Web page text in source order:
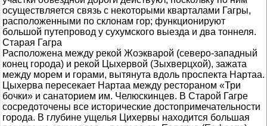
осуществляется связь с некоторыми кварталами Гагры,
расположенными по склонам гор; функционируют
большой путепровод у сухумского выезда и два тоннеля.
Старая Гагра
Расположена между рекой Жоэкварой (северо-западный
конец города) и рекой Цыхервой (Зыхверцхой), зажата
между морем и горами, вытянута вдоль проспекта Нартаа.
Цыхерва пересекает Нартаа между рестораном «Три
бочки» и санаторием им. Челюскинцев. В Старой Гагре
сосредоточены все исторические достопримечательности
города. В глубине ущелья Цихервы находится большая